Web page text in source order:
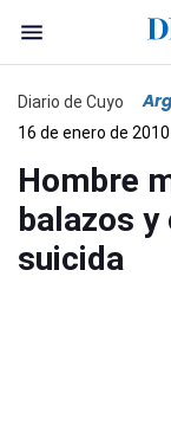
Diario de Cuyo
16 de enero de
Hombre
balazos y
suicida